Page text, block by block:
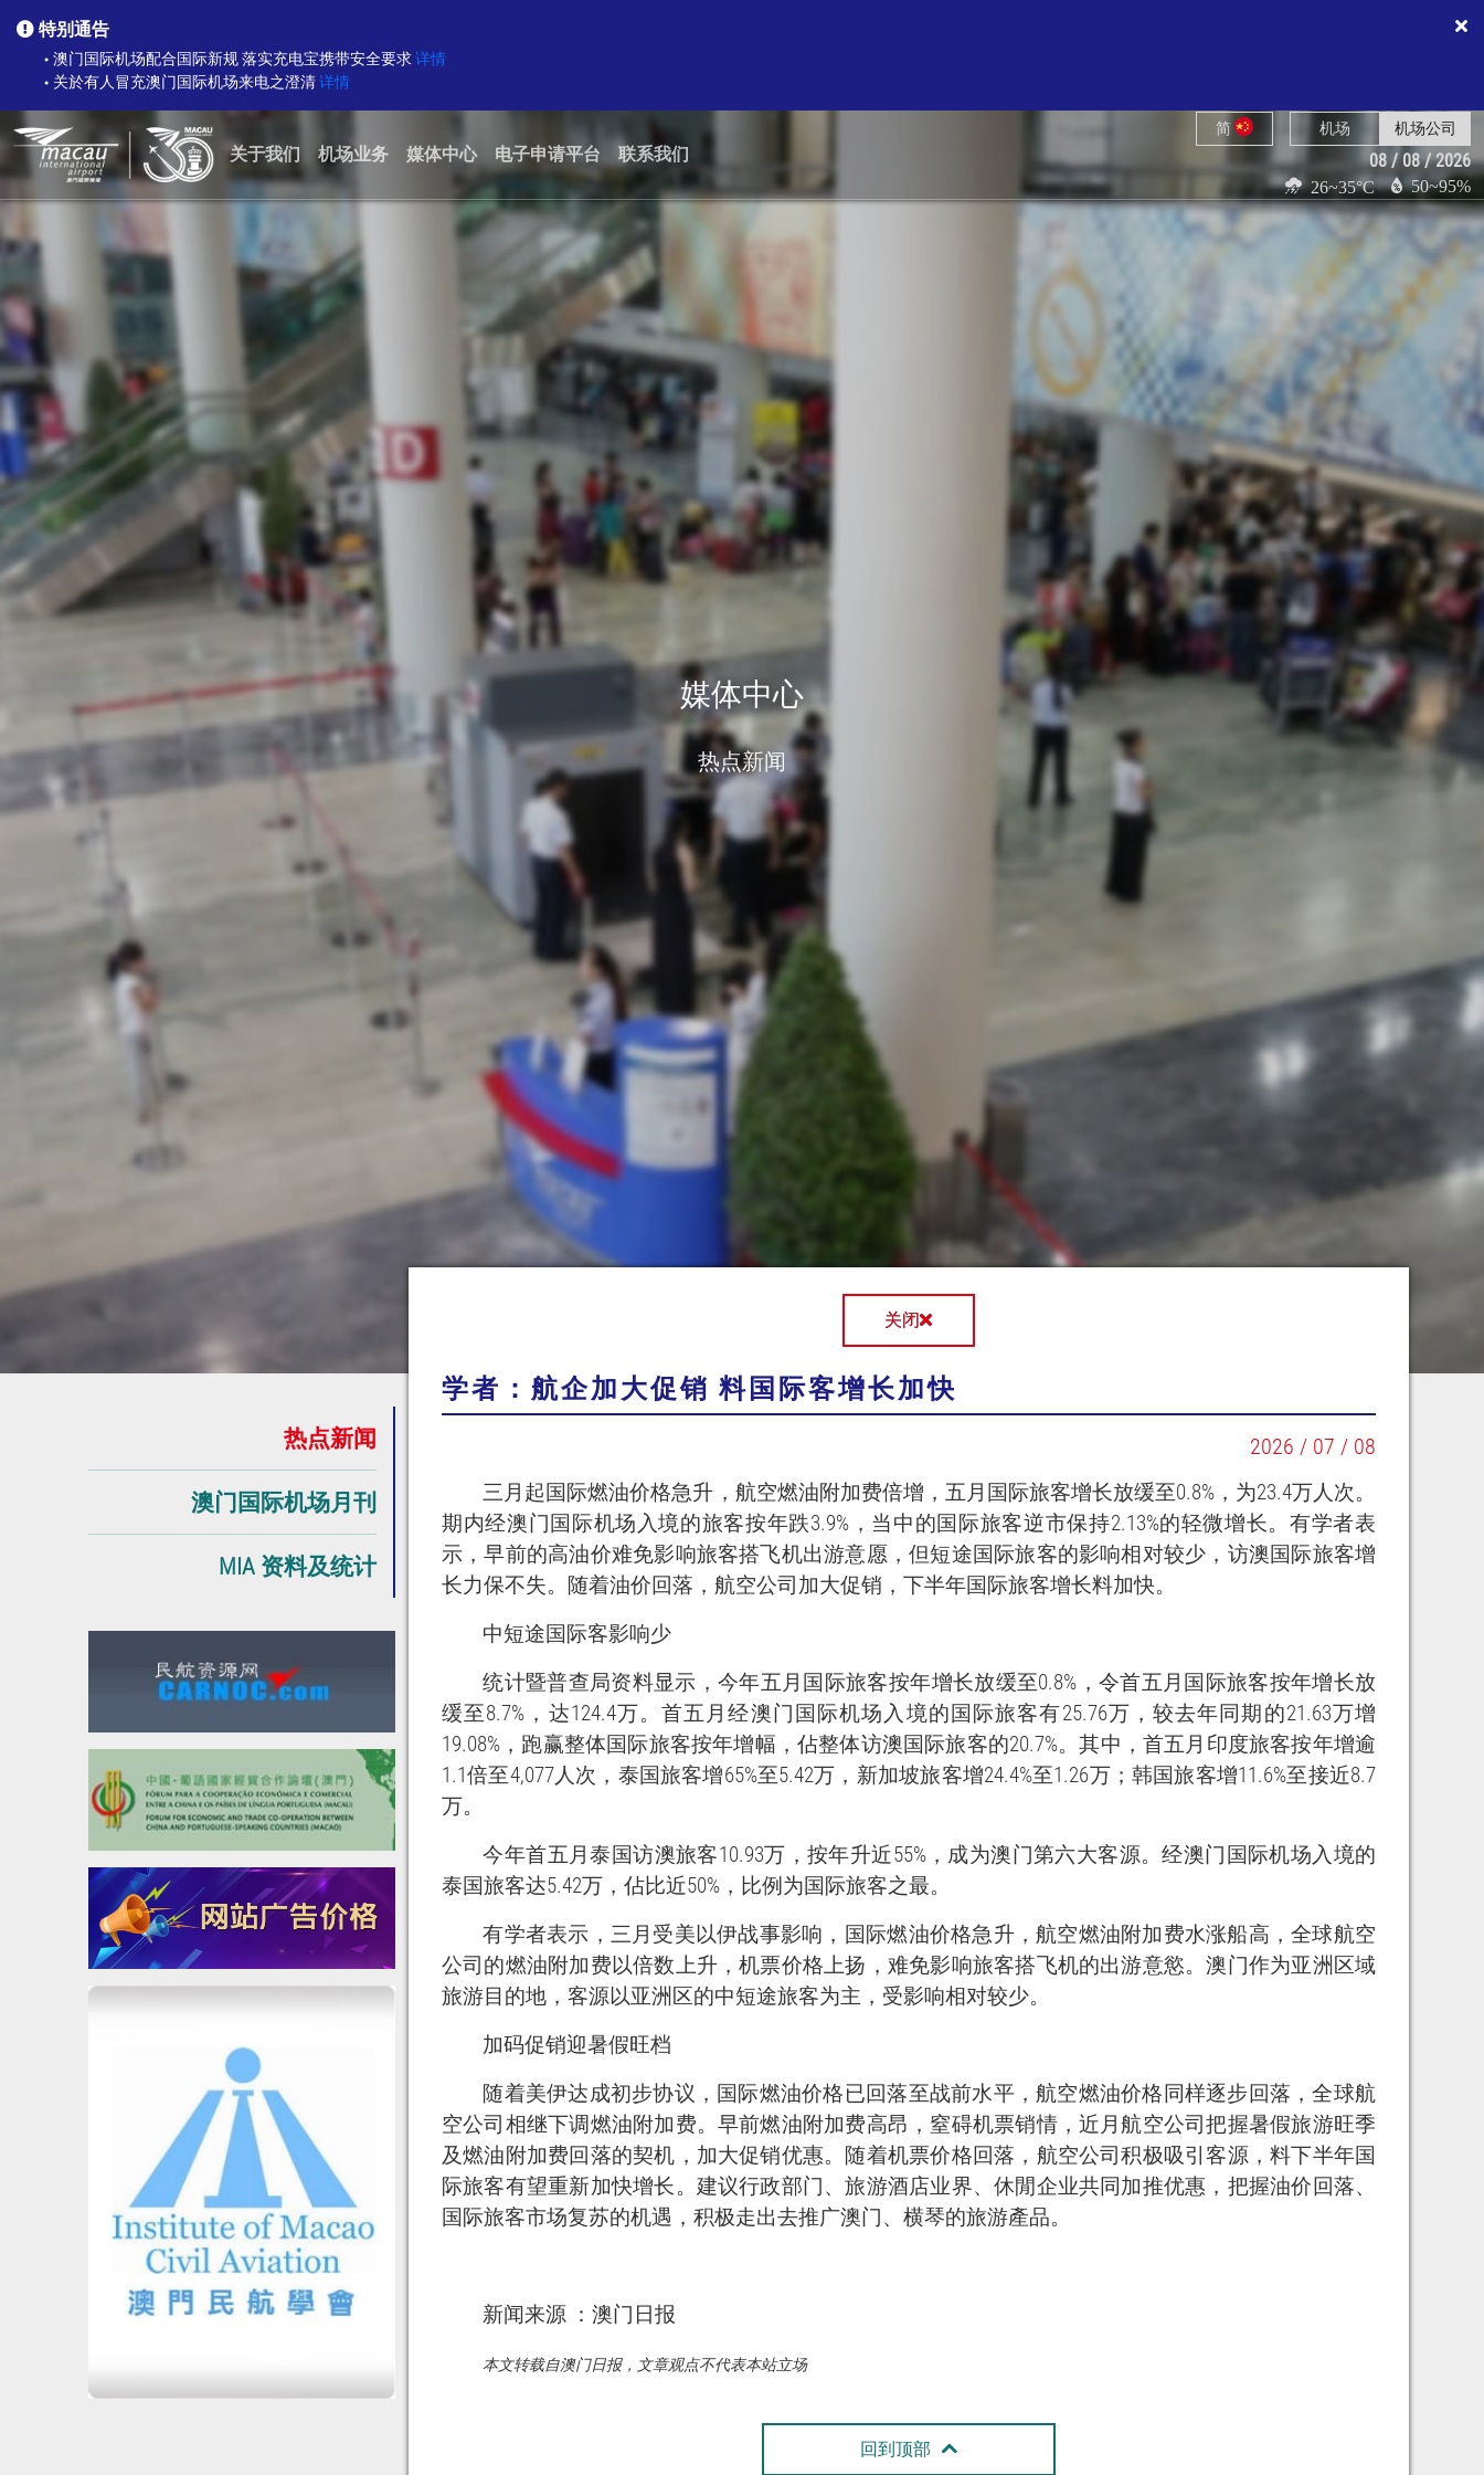
特别通告
● 澳门国际机场配合国际新规 落实充电宝携带安全要求详情
● 关於有人冒充澳门国际机场来电之澄清详情
关于我们
关于MIA网站
关于澳门国际机场
城市中的机场
绿色机场
航空公司
机场联盟
机场业务
航空公司
货运
安全
招标及询价
媒体中心
热点新闻
澳门国际机场月刊
MIA 资料及统计
电子申请平台 联系我们
简 机场 机场公司
08 / 08 / 2026
26~35°C 50~95%
媒体中心
热点新闻
热点新闻
澳门国际机场月刊
MIA 资料及统计
关闭
学者：航企加大促销 料国际客增长加快
2026 / 07 / 08
三月起国际燃油价格急升，航空燃油附加费倍增，五月国际旅客增长放缓至0.8%，为23.4万人次。
期内经澳门国际机场入境的旅客按年跌3.9%，当中的国际旅客逆市保持2.13%的轻微增长。有学者表
示，早前的高油价难免影响旅客搭飞机出游意愿，但短途国际旅客的影响相对较少，访澳国际旅客增
长力保不失。随着油价回落，航空公司加大促销，下半年国际旅客增长料加快。
中短途国际客影响少
统计暨普查局资料显示，今年五月国际旅客按年增长放缓至0.8%，令首五月国际旅客按年增长放
缓至8.7%，达124.4万。首五月经澳门国际机场入境的国际旅客有25.76万，较去年同期的21.63万增
19.08%，跑赢整体国际旅客按年增幅，佔整体访澳国际旅客的20.7%。其中，首五月印度旅客按年增逾
1.1倍至4,077人次，泰国旅客增65%至5.42万，新加坡旅客增24.4%至1.26万；韩国旅客增11.6%至接近8.7
万。
今年首五月泰国访澳旅客10.93万，按年升近55%，成为澳门第六大客源。经澳门国际机场入境的
泰国旅客达5.42万，佔比近50%，比例为国际旅客之最。
有学者表示，三月受美以伊战事影响，国际燃油价格急升，航空燃油附加费水涨船高，全球航空
公司的燃油附加费以倍数上升，机票价格上扬，难免影响旅客搭飞机的出游意慾。澳门作为亚洲区域
旅游目的地，客源以亚洲区的中短途旅客为主，受影响相对较少。
加码促销迎暑假旺档
随着美伊达成初步协议，国际燃油价格已回落至战前水平，航空燃油价格同样逐步回落，全球航
空公司相继下调燃油附加费。早前燃油附加费高昂，窒碍机票销情，近月航空公司把握暑假旅游旺季
及燃油附加费回落的契机，加大促销优惠。随着机票价格回落，航空公司积极吸引客源，料下半年国
际旅客有望重新加快增长。建议行政部门、旅游酒店业界、休閒企业共同加推优惠，把握油价回落、
国际旅客市场复苏的机遇，积极走出去推广澳门、横琴的旅游產品。
新闻来源 ：澳门日报
本文转载自澳门日报，文章观点不代表本站立场
回到顶部